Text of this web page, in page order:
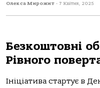
Олекса Мирожит - 7 Квітня, 2025
Безкоштовні
Рівного
Ініціатива стартує в